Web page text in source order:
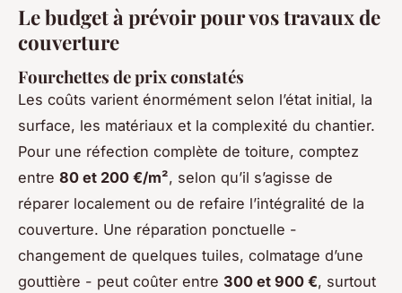
Le budget à prévoir pour vos travaux de
couverture
Fourchettes de prix constatés
Les coûts varient énormément selon l’état initial, la
surface, les matériaux et la complexité du chantier.
Pour une réfection complète de toiture, comptez
entre 80 et 200 €/m², selon qu’il s’agisse de
réparer localement ou de refaire l’intégralité de la
couverture. Une réparation ponctuelle -
changement de quelques tuiles, colmatage d’une
gouttière - peut coûter entre 300 et 900 €, surtout